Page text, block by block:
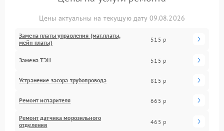
Цены актуальны на текущую дату 09.08.2026
Замена платы управления (мат.платы,
мейн платы)
515 р
Замена ТЭН 515 р
Устранение засора трубопровода 815 р
Ремонт испарителя 665 р
Ремонт датчика морозильного
отделения
465 р